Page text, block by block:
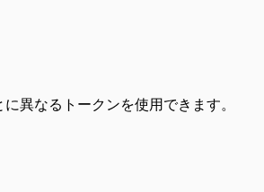
異なるトークンを使用できます。